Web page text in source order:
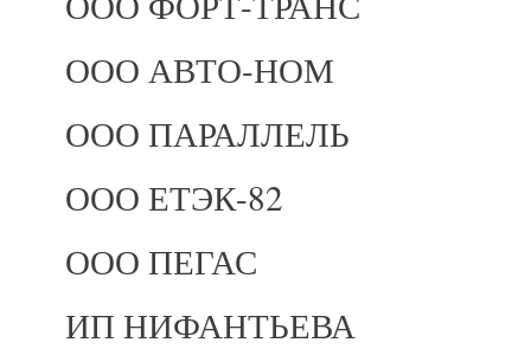
ООО АВТО-НОМ
ООО ПАРАЛЛЕЛЬ
ООО ЕТЭК-82
ООО ПЕГАС
ИП НИФАНТЬЕВА